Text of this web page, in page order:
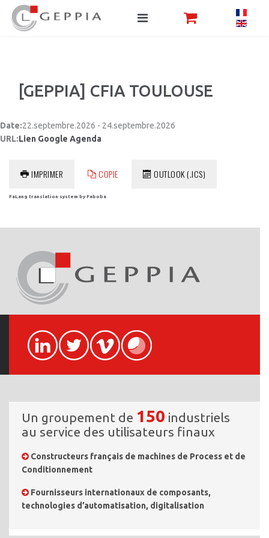
[GEPPIA] CFIA TOULOUSE
Date:22.septembre.2026 - 24.septembre.2026
URL:Lien Google Agenda
IMPRIMER COPIE OUTLOOK (.ICS)
FaLang translation system by Faboba
Un groupement de 150 industriels
au service des utilisateurs finaux
Constructeurs français de machines de Process et de
Conditionnement
Fournisseurs internationaux de composants,
technologies d’automatisation, digitalisation